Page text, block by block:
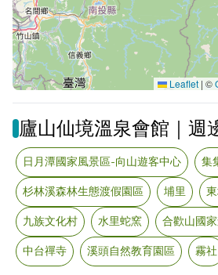
Leaflet | ©
廬山仙境溫泉會館｜週
日月潭國家風景區-向山遊客中心
集
杉林溪森林生態渡假園區
埔里
九族文化村
水里蛇窯
合歡山國
中台禪寺
溪頭自然教育園區 霧社